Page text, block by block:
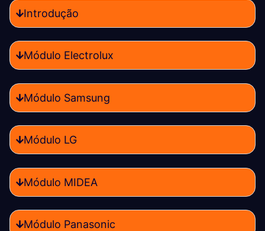
Introdução
Módulo Electrolux
Módulo Samsung
Módulo LG
Módulo MIDEA
Módulo Panasonic